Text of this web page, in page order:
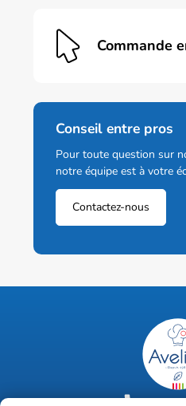
Commande
Conseil entre pros
Pour toute question sur
notre équipe est à votre
Contactez-nous
02